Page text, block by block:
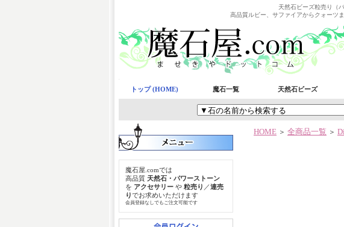
天然石ビーズ粒売り（
高品質ルビー、サファイアからクォーツ
トップ (HOME) 魔石一覧 天然石ビーズ
魔石屋.comでは
高品質 天然石・パワーストーン
を アクセサリー や 粒売り ／連売
りでお求めいただけます
会員登録なしでもご注文可能です
HOME ＞ 全商品一覧 ＞